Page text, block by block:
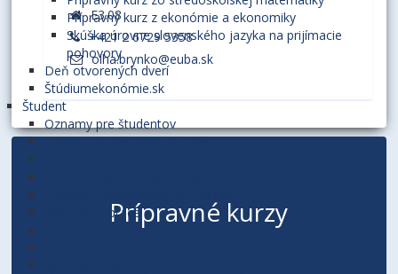
Prípravný kurz z ekonómie a ekonomiky
Skúška úrovne slovenského jazyka na prijímacie
pohovory
Deň otvorených dverí
Štúdiumekonómie.sk
Študent
Oznamy pre študentov
Harmonogram akademického roka
Záverečné práce
Študijné oddelenia
E3.08
+421 2 6729 5358
olha.brynko@euba.sk
Prípravné kurzy